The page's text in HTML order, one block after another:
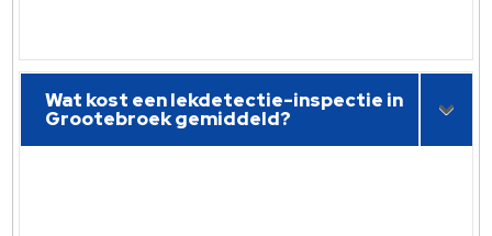
Wat kost een lekdetectie-inspectie in
Grootebroek gemiddeld?